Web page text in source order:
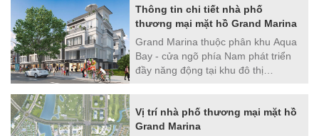
năng độn
Thông tin chi tiết nhà phố
thương mại mặt hồ Grand Marina
Grand Marina thuộc phân khu Aqua
Bay - cửa ngõ phía Nam phát triển
đầy năng động tại khu đô thị
Vị trí nhà phố thương mại mặt hồ
Grand Marina